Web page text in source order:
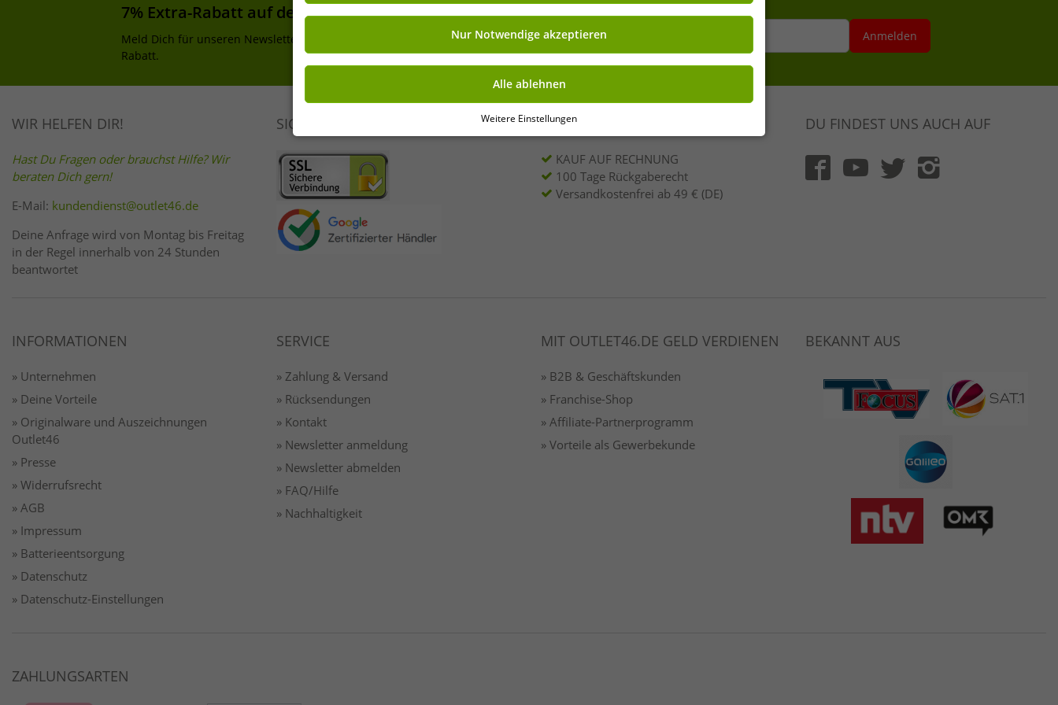
7% Extra-Rabatt auf deinen Einkauf
Meld Dich für unseren Newsletter an und erhalte Deine 7% Extra-
Rabatt.
Deine E-Mail-Adresse hier Anmelden
WIR HELFEN DIR!
Hast Du Fragen oder brauchst Hilfe? Wir
beraten Dich gern!
E-Mail: kundendienst@outlet46.de
Deine Anfrage wird von Montag bis Freitag
in der Regel innerhalb von 24 Stunden
beantwortet
SICHER EINKAUFEN VORTEILE
KAUF AUF RECHNUNG
100 Tage Rückgaberecht
Versandkostenfrei ab 49 € (DE)
DU FINDEST UNS AUCH AUF
INFORMATIONEN
» Unternehmen
» Deine Vorteile
» Originalware und Auszeichnungen
Outlet46
» Presse
» Widerrufsrecht
» AGB
» Impressum
» Batterieentsorgung
» Datenschutz
» Datenschutz-Einstellungen
SERVICE
» Zahlung & Versand
» Rücksendungen
» Kontakt
» Newsletter anmeldung
» Newsletter abmelden
» FAQ/Hilfe
» Nachhaltigkeit
MIT OUTLET46.DE GELD VERDIENEN
» B2B & Geschäftskunden
» Franchise-Shop
» Affiliate-Partnerprogramm
» Vorteile als Gewerbekunde
BEKANNT AUS
ZAHLUNGSARTEN
Einwilligung kannst Du jederzeit über „Datenschutz-Einstellungen“ am Ende jeder unserer Seiten mit
Wirkung für die Zukunft widerrufen oder ändern.
Nur Notwendige akzeptieren
Alle ablehnen
Weitere Einstellungen